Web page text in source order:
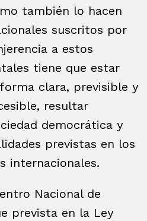
también lo hacen
suscritos por
a estos
tiene que estar
clara, previsible y
resultar
democrática y
previstas en los
internacionales.
Nacional de
prevista en la Ley